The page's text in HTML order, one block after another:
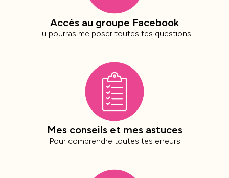
Accès au groupe Facebook
Tu pourras me poser toutes tes questions
Mes conseils et mes astuces
Pour comprendre toutes tes erreurs